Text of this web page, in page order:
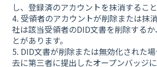
し、登録済のアカウントを抹消すること
4. 受領者のアカウントが削除または抹
社は該当受領者のDID文書を削除する
とがあります。
5. DID文書が削除または無効化された
去に第三者に提出したオープンバッジ